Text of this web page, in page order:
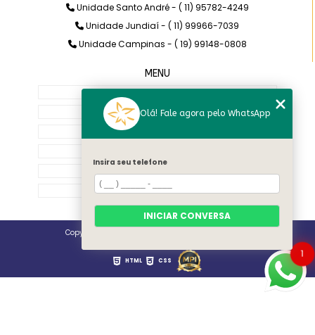
Unidade Santo André - ( 11) 95782-4249
Unidade Jundiaí - ( 11) 99966-7039
Unidade Campinas - ( 19) 99148-0808
MENU
Home
Quem Somos
Categorias
Mapa do site
Copyright © Villa Dei Fiori. (Lei 9610 de 19/02/1998)
HTML CSS
1
Olá! Fale agora pelo WhatsApp
Insira seu telefone
INICIAR CONVERSA